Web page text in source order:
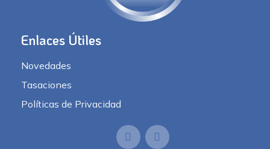
Enlaces Útiles
Novedades
Tasaciones
Políticas de Privacidad